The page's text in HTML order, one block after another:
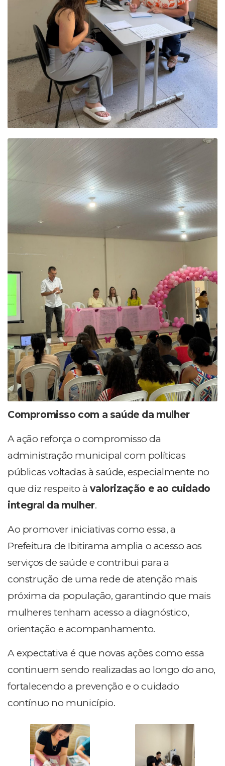
Compromisso com a saúde da mulher
A ação reforça o compromisso da
administração municipal com políticas
públicas voltadas à saúde, especialmente no
que diz respeito àvalorização e ao cuidado
integral da mulher.
Ao promover iniciativas como essa, a
Prefeitura de Ibitirama amplia o acesso aos
serviços de saúde e contribui para a
construção de uma rede de atenção mais
próxima da população, garantindo que mais
mulheres tenham acesso a diagnóstico,
orientação e acompanhamento.
A expectativa é que novas ações como essa
continuem sendo realizadas ao longo do ano,
fortalecendo a prevenção e o cuidado
contínuo no município.